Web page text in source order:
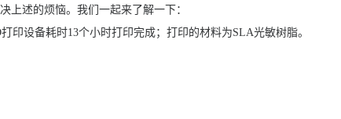
上述的烦恼。我们一起来了解一下：
印设备耗时13个小时打印完成；打印的材料为SLA光敏树脂。